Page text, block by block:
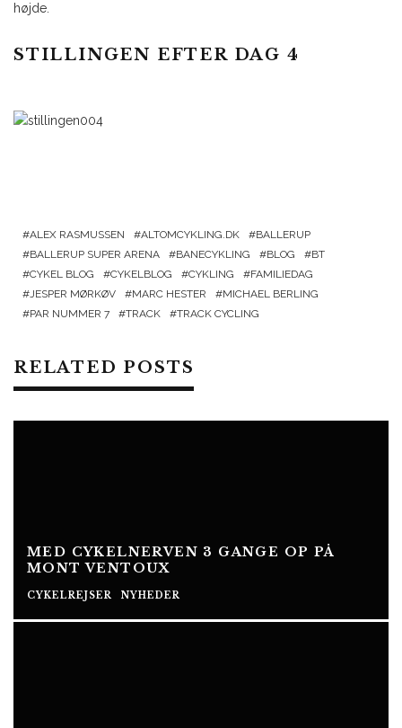
højde.
STILLINGEN EFTER DAG 4
ALEX RASMUSSEN ALTOMCYKLING.DK
BALLERUP
BALLERUP SUPER ARENA
BANECYKLING BLOG
BT
CYKEL BLOG
CYKELBLOG CYKLING
FAMILIEDAG
JESPER MØRKØV
MARC HESTER
MICHAEL BERLING
PAR NUMMER 7
TRACK TRACK CYCLING
RELATED POSTS
MED CYKELNERVEN 3 GANGE OP PÅ
MONT VENTOUX
CYKELREJSER NYHEDER